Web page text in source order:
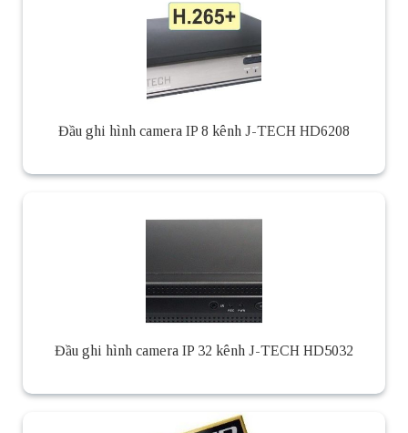
Đầu ghi hình camera IP 8 kênh J-TECH HD6208
Đầu ghi hình camera IP 32 kênh J-TECH HD5032